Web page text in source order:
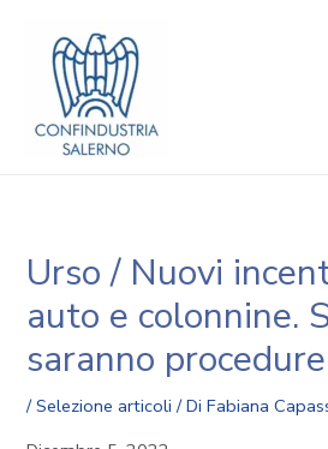
contenuto
Urso / Nuovi
auto e colonnine.
saranno
/Selezione articoli / DiFabiana
articoli